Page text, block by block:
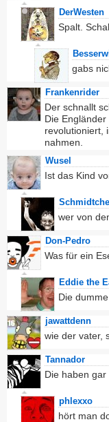
DerWesten
Spalt.
gabs
Frankenrider
Der schnallt
Die
revolutioniert,
nahmen.
Wusel
Ist das Kind
wer von
Don-Pedro
Was für ein
Eddie the
Die
jawattdenn
wie der vater,
Tannador
Die haben
phlexxo
hört man